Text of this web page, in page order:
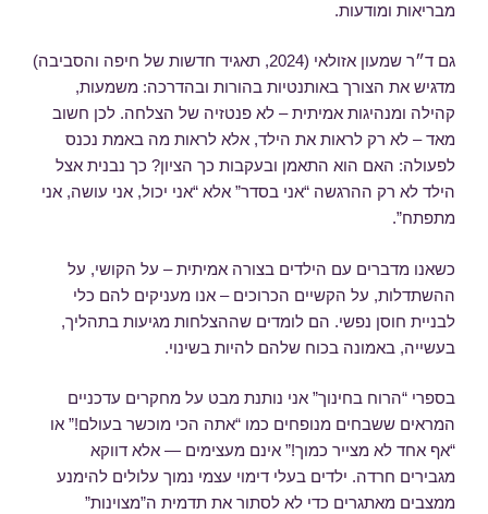
מבריאות ומודעות.
גם ד״ר שמעון אזולאי (2024, תאגיד חדשות של חיפה והסביבה)
מדגיש את הצורך באותנטיות בהורות ובהדרכה: משמעות,
קהילה ומנהיגות אמיתית – לא פנטזיה של הצלחה. לכן חשוב
מאד – לא רק לראות את הילד, אלא לראות מה באמת נכנס
לפעולה: האם הוא התאמן ובעקבות כך הציון? כך נבנית אצל
הילד לא רק ההרגשה “אני בסדר” אלא “אני יכול, אני עושה, אני
מתפתח”.
כשאנו מדברים עם הילדים בצורה אמיתית – על הקושי, על
ההשתדלות, על הקשיים הכרוכים – אנו מעניקים להם כלי
לבניית חוסן נפשי. הם לומדים שההצלחות מגיעות בתהליך,
בעשייה, באמונה בכוח שלהם להיות בשינוי.
בספרי “הרוח בחינוך” אני נותנת מבט על מחקרים עדכניים
המראים ששבחים מנופחים כמו “אתה הכי מוכשר בעולם!” או
“אף אחד לא מצייר כמוך!” אינם מעצימים — אלא דווקא
מגבירים חרדה. ילדים בעלי דימוי עצמי נמוך עלולים להימנע
ממצבים מאתגרים כדי לא לסתור את תדמית ה”מצוינות”